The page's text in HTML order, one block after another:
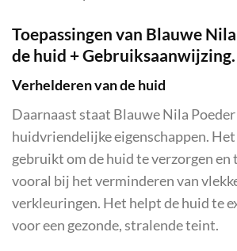
Toepassingen van Blauwe
de huid + Gebruiksaanwijzing.
Verhelderen van de huid
Daarnaast staat Blauwe Nila
huidvriendelijke eigenschappen.
gebruikt om de huid te verzorgen en
vooral bij het verminderen van
verkleuringen. Het helpt de huid te
voor een gezonde, stralende teint.